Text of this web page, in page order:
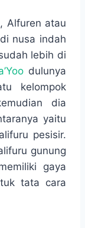
Alfuren atau
nusa indah
lebih di
dulunya
kelompok
dia
yaitu
pesisir.
gunung
gaya
tata cara